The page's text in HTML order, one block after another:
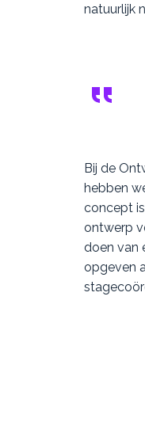
natuurlijk
Bij de
hebben
concept
ontwerp
doen van
opgeven